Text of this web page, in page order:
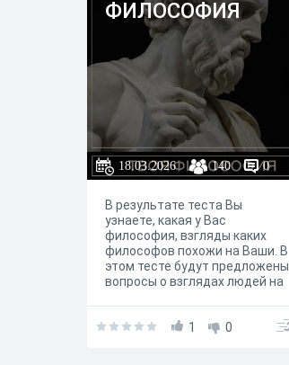
ФИЛОСОФИЯ
18.03.2026 140 0
В результате теста Вы
узнаете, какая у Вас
философия, взгляды каких
философов похожи на Ваши. В
этом тесте будут предложены
вопросы о взглядах людей на
сможете сориентироваться в
1 0